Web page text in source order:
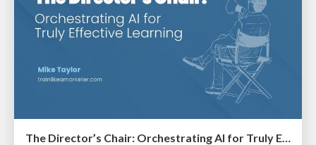
The Director’s Chair: Orchestrating AI for Truly Effective Learning